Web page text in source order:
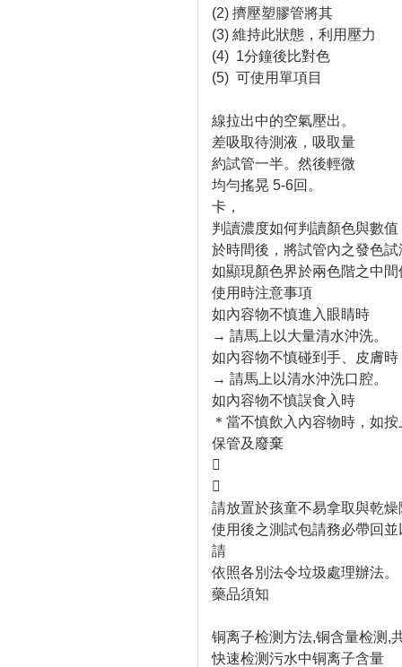
(2) 擠壓塑膠管將其
(3) 維持此狀態，利用壓力
(4) 1分鐘後比對色
(5) 可使用單項目
線拉出中的空氣壓出。
差吸取待測液，吸取量
約試管一半。然後輕微
均勻搖晃 5-6回。
卡，
判讀濃度如何判讀顏色與數值
於時間後，將試管內之發色
如顯現顏色界於兩色階之中
使用時注意事項
如內容物不慎進入眼睛時
→ 請馬上以大量清水沖洗。
如內容物不慎碰到手、皮膚
→ 請馬上以清水沖洗口腔。
如內容物不慎誤食入時
＊當不慎飲入內容物時，如
保管及廢棄


請放置於孩童不易拿取與乾
使用後之測試包請務必帶回
請
依照各別法令垃圾處理辦法。
藥品須知
铜离子检测方法,铜含量检测,
快速检测污水中铜离子含量